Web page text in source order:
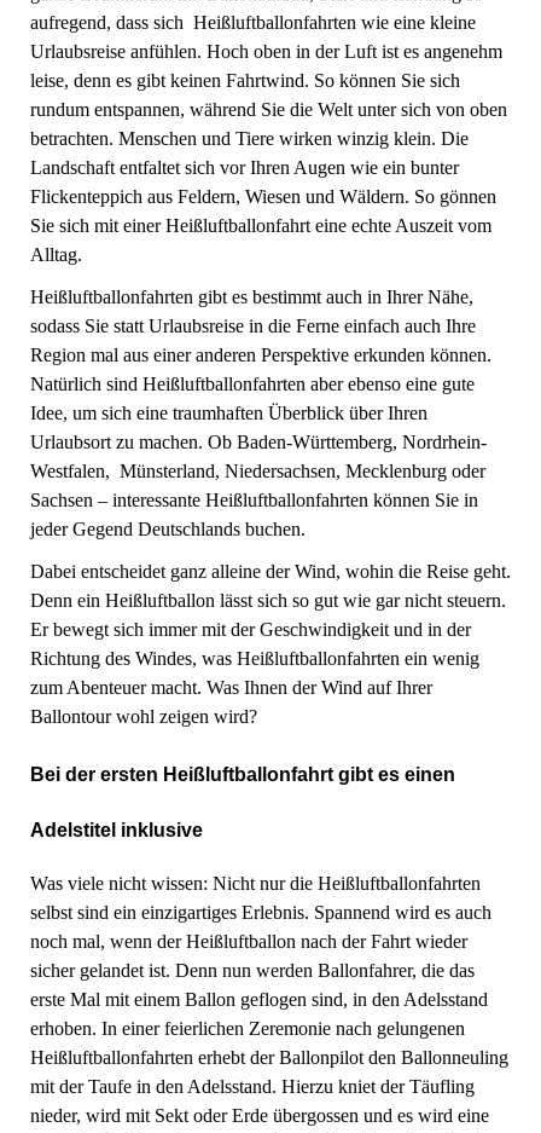
aufregend, dass sich Heißluftballonfahrten wie eine kleine
Urlaubsreise anfühlen. Hoch oben in der Luft ist es angenehm
leise, denn es gibt keinen Fahrtwind. So können Sie sich
rundum entspannen, während Sie die Welt unter sich von oben
betrachten. Menschen und Tiere wirken winzig klein. Die
Landschaft entfaltet sich vor Ihren Augen wie ein bunter
Flickenteppich aus Feldern, Wiesen und Wäldern. So gönnen
Sie sich mit einer Heißluftballonfahrt eine echte Auszeit vom
Alltag.
Heißluftballonfahrten gibt es bestimmt auch in Ihrer Nähe,
sodass Sie statt Urlaubsreise in die Ferne einfach auch Ihre
Region mal aus einer anderen Perspektive erkunden können.
Natürlich sind Heißluftballonfahrten aber ebenso eine gute
Idee, um sich eine traumhaften Überblick über Ihren
Urlaubsort zu machen. Ob Baden-Württemberg, Nordrhein-
Westfalen, Münsterland, Niedersachsen, Mecklenburg oder
Sachsen – interessante Heißluftballonfahrten können Sie in
jeder Gegend Deutschlands buchen.
Dabei entscheidet ganz alleine der Wind, wohin die Reise geht.
Denn ein Heißluftballon lässt sich so gut wie gar nicht steuern.
Er bewegt sich immer mit der Geschwindigkeit und in der
Richtung des Windes, was Heißluftballonfahrten ein wenig
zum Abenteuer macht. Was Ihnen der Wind auf Ihrer
Ballontour wohl zeigen wird?
Bei der ersten Heißluftballonfahrt gibt es einen
Adelstitel inklusive
Was viele nicht wissen: Nicht nur die Heißluftballonfahrten
selbst sind ein einzigartiges Erlebnis. Spannend wird es auch
noch mal, wenn der Heißluftballon nach der Fahrt wieder
sicher gelandet ist. Denn nun werden Ballonfahrer, die das
erste Mal mit einem Ballon geflogen sind, in den Adelsstand
erhoben. In einer feierlichen Zeremonie nach gelungenen
Heißluftballonfahrten erhebt der Ballonpilot den Ballonneuling
mit der Taufe in den Adelsstand. Hierzu kniet der Täufling
nieder, wird mit Sekt oder Erde übergossen und es wird eine